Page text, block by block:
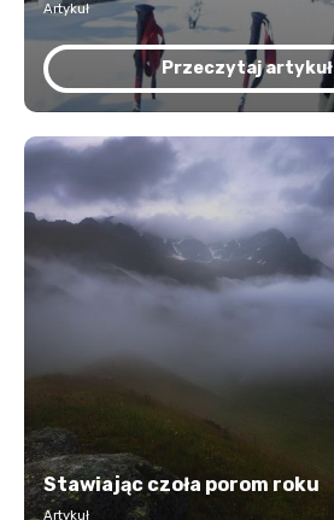
Artykuł
Przeczytaj artykuł
Stawiając czoła porom roku
Artykuł